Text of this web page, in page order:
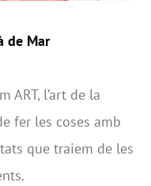
de Mar
ART, l’art de la
fer les coses amb
que traiem de les